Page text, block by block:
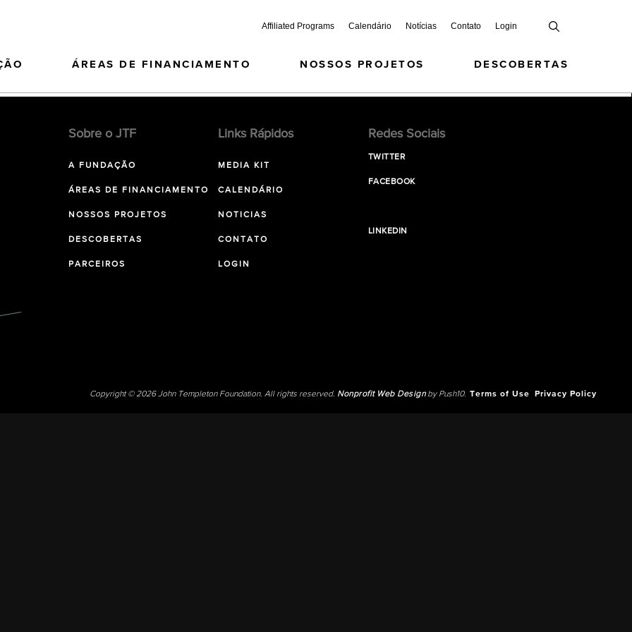
Affiliated Programs Calendário Notícias Contato Login
ÁREAS DE FINANCIAMENTO NOSSOS PROJETOS DESCOBERTAS
Sobre o JTF
A FUNDAÇÃO
ÁREAS DE FINANCIAMENTO
NOSSOS PROJETOS
DESCOBERTAS
PARCEIROS
Links Rápidos
MEDIA KIT
CALENDÁRIO
NOTICIAS
CONTATO
LOGIN
Redes Sociais
TWITTER
FACEBOOK
LINKEDIN
Copyright © 2026 John Templeton Foundation. All rights reserved. Nonprofit Web Designby Push10. Terms of Use Privacy Policy